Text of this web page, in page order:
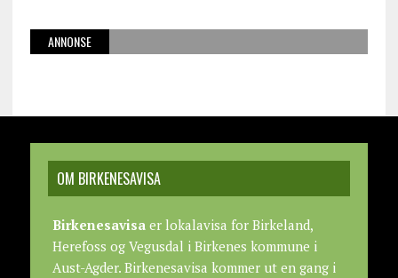
ANNONSE
OM BIRKENESAVISA
Birkenesavisaer lokalavisa for Birkeland,
Herefoss og Vegusdal i Birkenes kommune i
Aust-Agder. Birkenesavisa kommer ut en gang i